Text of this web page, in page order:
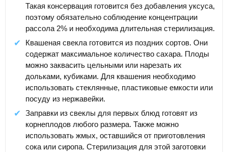
Такая консервация готовится без добавления уксуса,
поэтому обязательно соблюдение концентрации
рассола 2% и необходима длительная стерилизация.
Квашеная свекла готовится из поздних сортов. Они
содержат максимальное количество сахара. Плоды
можно заквасить цельными или нарезать их
дольками, кубиками. Для квашения необходимо
использовать стеклянные, пластиковые емкости или
посуду из нержавейки.
Заправки из свеклы для первых блюд готовят из
корнеплодов любого размера. Также можно
использовать жмых, оставшийся от приготовления
сока или сиропа. Стерилизация для этой заготовки